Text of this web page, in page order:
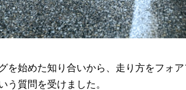
を始めた知り合いから、走り方をフォ
う質問を受けました。